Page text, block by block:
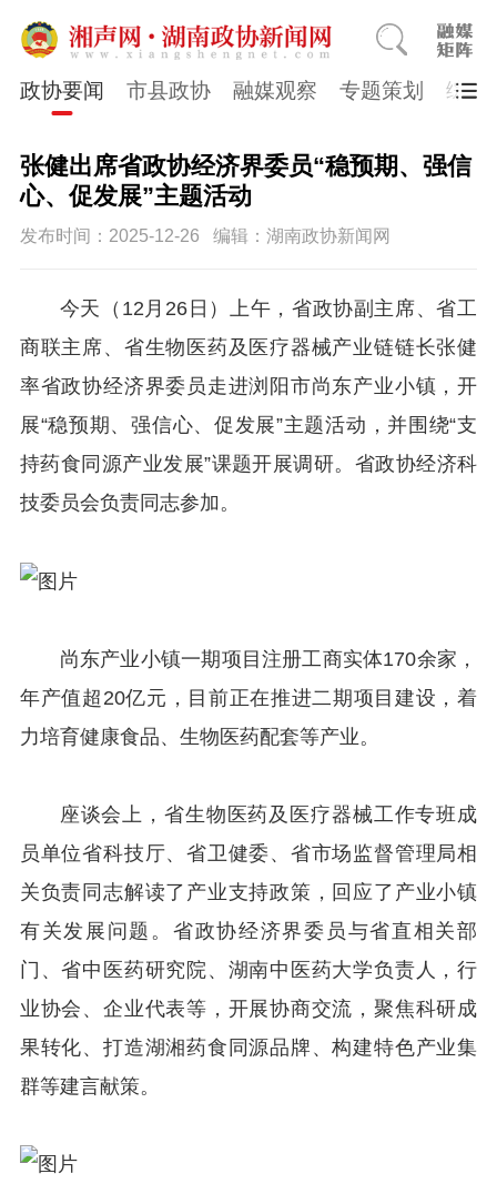
政协要闻 市县政协 融媒观察 专题策划 综合
张健出席省政协经济界委员“稳预期、强信
心、促发展”主题活动
发布时间：2025-12-26 编辑：湖南政协新闻网
今天（12月26日）上午，省政协副主席、省工
商联主席、省生物医药及医疗器械产业链链长张健
率省政协经济界委员走进浏阳市尚东产业小镇，开
展“稳预期、强信心、促发展”主题活动，并围绕“支
持药食同源产业发展”课题开展调研。省政协经济科
技委员会负责同志参加。
尚东产业小镇一期项目注册工商实体170余家，
年产值超20亿元，目前正在推进二期项目建设，着
力培育健康食品、生物医药配套等产业。
座谈会上，省生物医药及医疗器械工作专班成
员单位省科技厅、省卫健委、省市场监督管理局相
关负责同志解读了产业支持政策，回应了产业小镇
有关发展问题。省政协经济界委员与省直相关部
门、省中医药研究院、湖南中医药大学负责人，行
业协会、企业代表等，开展协商交流，聚焦科研成
果转化、打造湖湘药食同源品牌、构建特色产业集
群等建言献策。